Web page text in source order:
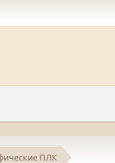
ПЛК